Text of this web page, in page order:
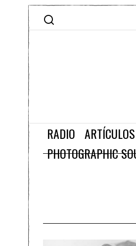
RADIO ARTÍCULOS
PHOTOGRAPHIC